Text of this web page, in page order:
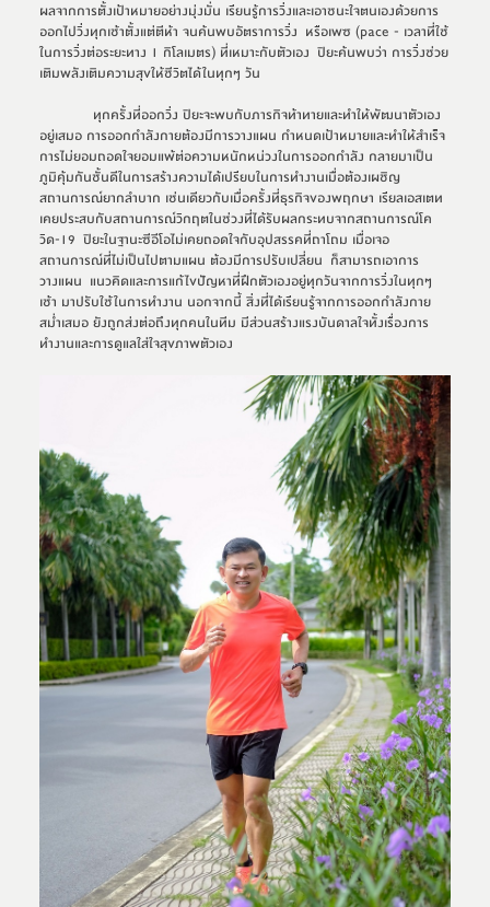
ผลจากการตั้งเป้าหมายอย่างมุ่งมั่น เรียนรู้การวิ่งและเอาชนะใจตนเองด้วยการ
ออกไปวิ่งทุกเช้าตั้งแต่ตีห้า จนค้นพบอัตราการวิ่ง  หรือเพซ (pace - เวลาที่ใช้
ในการวิ่งต่อระยะทาง 1 กิโลเมตร) ที่เหมาะกับตัวเอง  ปิยะค้นพบว่า การวิ่งช่วย
เติมพลังเติมความสุขให้ชีวิตได้ในทุกๆ วัน
ทุกครั้งที่ออกวิ่ง ปิยะจะพบกับภารกิจท้าทายและทำให้พัฒนาตัวเอง
อยู่เสมอ การออกกำลังกายต้องมีการวางแผน กำหนดเป้าหมายและทำให้สำเร็จ
การไม่ยอมถอดใจยอมแพ้ต่อความหนักหน่วงในการออกกำลัง กลายมาเป็น
ภูมิคุ้มกันชั้นดีในการสร้างความได้เปรียบในการทำงานเมื่อต้องเผชิญ
สถานการณ์ยากลำบาก เช่นเดียวกับเมื่อครั้งที่ธุรกิจของพฤกษา เรียลเอสเตท
เคยประสบกับสถานการณ์วิกฤตในช่วงที่ได้รับผลกระทบจากสถานการณ์โค
วิด-19  ปิยะในฐานะซีอีโอไม่เคยถอดใจกับอุปสรรคที่ถาโถม เมื่อเจอ
สถานการณ์ที่ไม่เป็นไปตามแผน ต้องมีการปรับเปลี่ยน  ก็สามารถเอาการ
วางแผน  แนวคิดและการแก้ไขปัญหาที่ฝึกตัวเองอยู่ทุกวันจากการวิ่งในทุกๆ
เช้า มาปรับใช้ในการทำงาน นอกจากนี้ สิ่งที่ได้เรียนรู้จากการออกกำลังกาย
สม่ำเสมอ ยังถูกส่งต่อถึงทุกคนในทีม มีส่วนสร้างแรงบันดาลใจทั้งเรื่องการ
ทำงานและการดูแลใส่ใจสุขภาพตัวเอง